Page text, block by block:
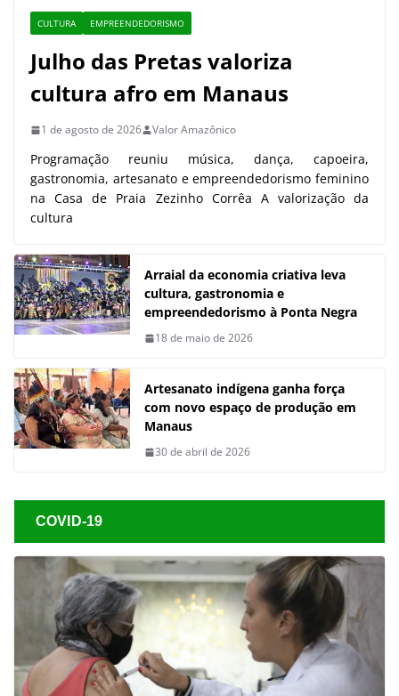
CULTURA EMPREENDEDORISMO
Julho das Pretas valoriza
cultura afro em Manaus
1 de agosto de 2026 Valor Amazônico
Programação reuniu música, dança, capoeira,
gastronomia, artesanato e empreendedorismo feminino
na Casa de Praia Zezinho Corrêa A valorização da
cultura
Arraial da economia criativa leva
cultura, gastronomia e
empreendedorismo à Ponta Negra
18 de maio de 2026
Artesanato indígena ganha força
com novo espaço de produção em
Manaus
30 de abril de 2026
COVID-19